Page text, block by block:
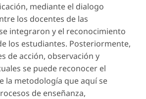
mediante el dialogo
los docentes de las
integraron y el reconocimiento
los estudiantes. Posteriormente,
de acción, observación y
se puede reconocer el
la metodología que aquí se
de enseñanza,